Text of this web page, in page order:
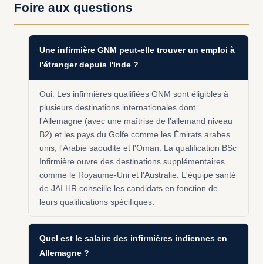
Foire aux questions
Une infirmière GNM peut-elle trouver un emploi à
l'étranger depuis l'Inde ?
Oui. Les infirmières qualifiées GNM sont éligibles à
plusieurs destinations internationales dont
l'Allemagne (avec une maîtrise de l'allemand niveau
B2) et les pays du Golfe comme les Émirats arabes
unis, l'Arabie saoudite et l'Oman. La qualification BSc
Infirmière ouvre des destinations supplémentaires
comme le Royaume-Uni et l'Australie. L'équipe santé
de JAI HR conseille les candidats en fonction de
leurs qualifications spécifiques.
Quel est le salaire des infirmières indiennes en
Allemagne ?